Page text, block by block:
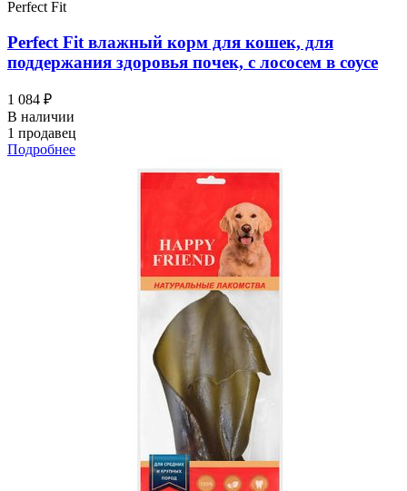
Perfect Fit
Perfect Fit влажный корм для кошек, для
поддержания здоровья почек, с лососем в соусе
1 084 ₽
В наличии
1 продавец
Подробнее